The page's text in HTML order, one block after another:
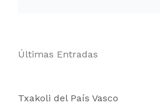
Últimas Entradas
Txakoli del País Vasco